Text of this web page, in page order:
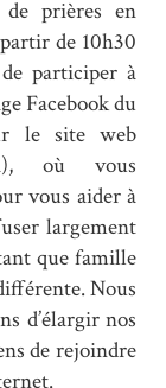
prières en
de 10h30
participer à
Facebook du
le site web
où vous
vous aider à
largement
que famille
Nous
d’élargir nos
de rejoindre